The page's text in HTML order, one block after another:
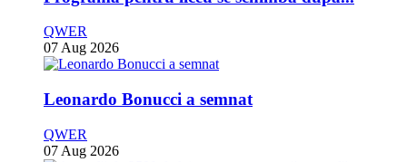
QWER
07 Aug 2026
Leonardo Bonucci a semnat
QWER
07 Aug 2026